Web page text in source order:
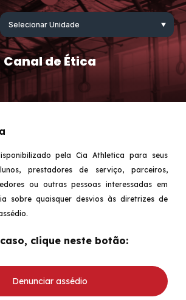
Canal de Ética
pela Cia Athletica para seus
prestadores de serviço, parceiros,
ou outras pessoas interessadas em
sobre quaisquer desvios às diretrizes de
clique neste botão:
Denunciar assédio